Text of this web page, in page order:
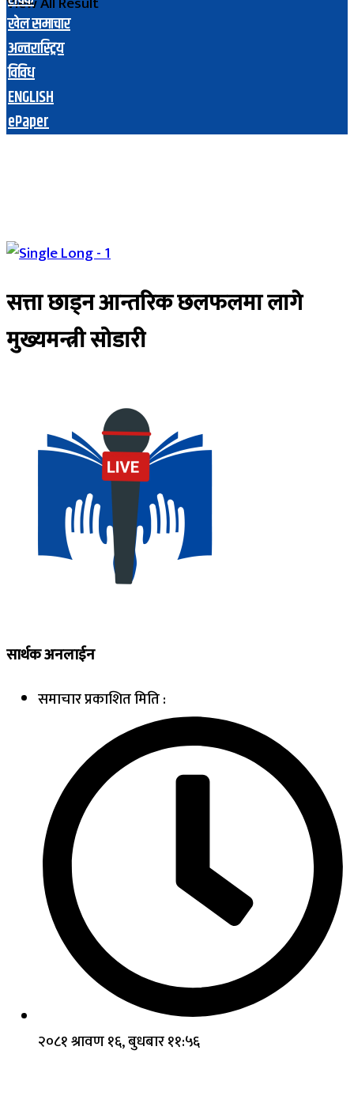
खेल समाचार
अन्तरास्ट्रिय
विविध
ENGLISH
ePaper
सत्ता छाड्न आन्तरिक छलफलमा लागे
मुख्यमन्त्री सोडारी
सार्थक अनलाईन
समाचार प्रकाशित मिति :
२०८१ श्रावण १६, बुधबार ११:५६